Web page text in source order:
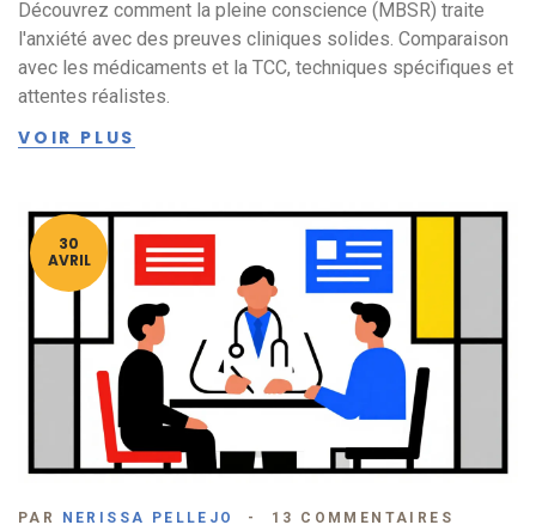
Découvrez comment la pleine conscience (MBSR) traite
l'anxiété avec des preuves cliniques solides. Comparaison
avec les médicaments et la TCC, techniques spécifiques et
attentes réalistes.
VOIR PLUS
30
AVRIL
PAR NERISSA PELLEJO 13 COMMENTAIRES